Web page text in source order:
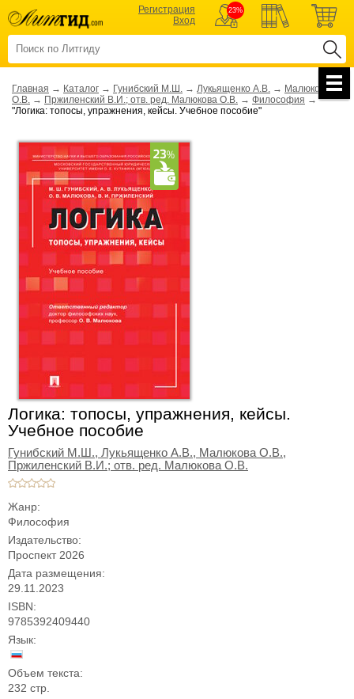
Регистрация
Вход
23%
Главная → Каталог → Гунибский М.Ш. → Лукьященко А.В. → Малюкова
О.В. → Пржиленский В.И.; отв. ред. Малюкова О.В. → Философия →
"Логика: топосы, упражнения, кейсы. Учебное пособие"
Логика: топосы, упражнения, кейсы.
Учебное пособие
Гунибский М.Ш., Лукьященко А.В., Малюкова О.В.,
Пржиленский В.И.; отв. ред. Малюкова О.В.
Жанр:
Философия
Издательство:
Проспект 2026
Дата размещения:
29.11.2023
ISBN:
9785392409440
Язык:
Объем текста:
232 стр.